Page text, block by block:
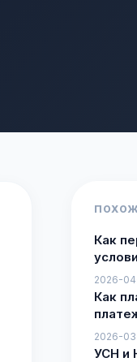
Как
2026-
Как
2026-
УСН и